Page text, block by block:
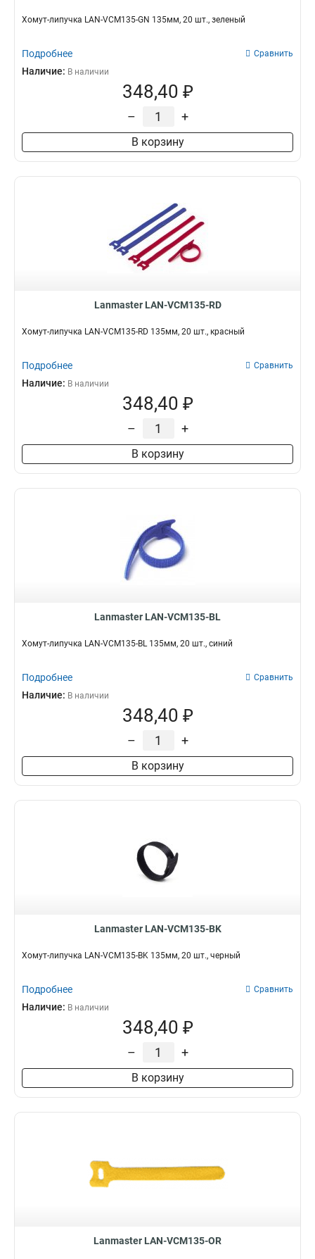
Хомут-липучка LAN-VCM135-GN 135мм, 20 шт., зеленый
Подробнее Сравнить
Наличие: В наличии
348,40 ₽
– +
В корзину
Lanmaster LAN-VCM135-RD
Хомут-липучка LAN-VCM135-RD 135мм, 20 шт., красный
Подробнее Сравнить
Наличие: В наличии
348,40 ₽
– +
В корзину
Lanmaster LAN-VCM135-BL
Хомут-липучка LAN-VCM135-BL 135мм, 20 шт., синий
Подробнее Сравнить
Наличие: В наличии
348,40 ₽
– +
В корзину
Lanmaster LAN-VCM135-BK
Хомут-липучка LAN-VCM135-BK 135мм, 20 шт., черный
Подробнее Сравнить
Наличие: В наличии
348,40 ₽
– +
В корзину
Lanmaster LAN-VCM135-OR